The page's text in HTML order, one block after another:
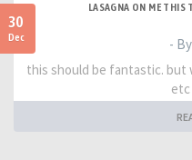
30
Dec
LASAGNA ON ME THIS
- By
this should be fantastic. but
etc